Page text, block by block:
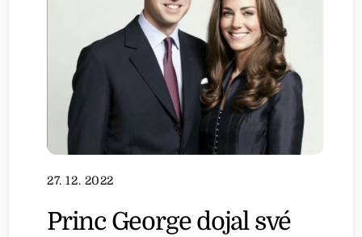
27. 12. 2022
Princ George dojal své